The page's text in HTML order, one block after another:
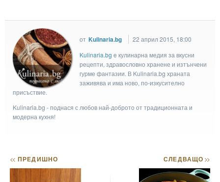
от Kulinaria.bg
22 април 2015, 18:00
Kulinaria.bg e кулинарна медия за вкусни
рецепти, здравословно хранене и изтънчени
гурме фантазии. В Kulinaria.bg храната
заживява и има ново, по-изкусително
присъствие.
Kulinaria.bg - поднася с любов най-доброто от традиционната и
модерна кухня!
<< ПРЕДИШНО СЛЕДВАЩО>>